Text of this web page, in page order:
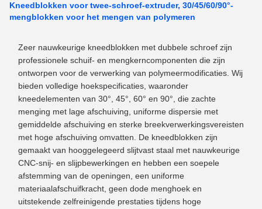
Kneedblokken voor twee-schroef-extruder, 30/45/60/90°-
mengblokken voor het mengen van polymeren
Zeer nauwkeurige kneedblokken met dubbele schroef zijn
professionele schuif- en mengkerncomponenten die zijn
ontworpen voor de verwerking van polymeermodificaties. Wij
bieden volledige hoekspecificaties, waaronder
kneedelementen van 30°, 45°, 60° en 90°, die zachte
menging met lage afschuiving, uniforme dispersie met
gemiddelde afschuiving en sterke breekverwerkingsvereisten
met hoge afschuiving omvatten. De kneedblokken zijn
gemaakt van hooggelegeerd slijtvast staal met nauwkeurige
CNC-snij- en slijpbewerkingen en hebben een soepele
afstemming van de openingen, een uniforme
materiaalafschuifkracht, geen dode menghoek en
uitstekende zelfreinigende prestaties tijdens hoge